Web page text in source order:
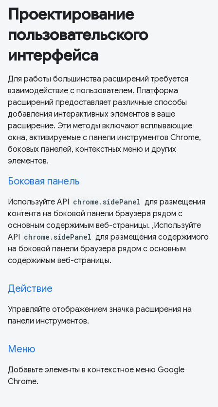
Проектирование
пользовательского
интерфейса
Для работы большинства расширений требуется
взаимодействие с пользователем. Платформа
расширений предоставляет различные способы
добавления интерактивных элементов в ваше
расширение. Эти методы включают всплывающие
окна, активируемые с панели инструментов Chrome,
боковых панелей, контекстных меню и других
элементов.
Боковая панель
Используйте API chrome.sidePanel для размещения
контента на боковой панели браузера рядом с
основным содержимым веб-страницы. ,Используйте
API chrome.sidePanel для размещения содержимого
на боковой панели браузера рядом с основным
содержимым веб-страницы.
Действие
Управляйте отображением значка расширения на
панели инструментов.
Меню
Добавьте элементы в контекстное меню Google
Chrome.